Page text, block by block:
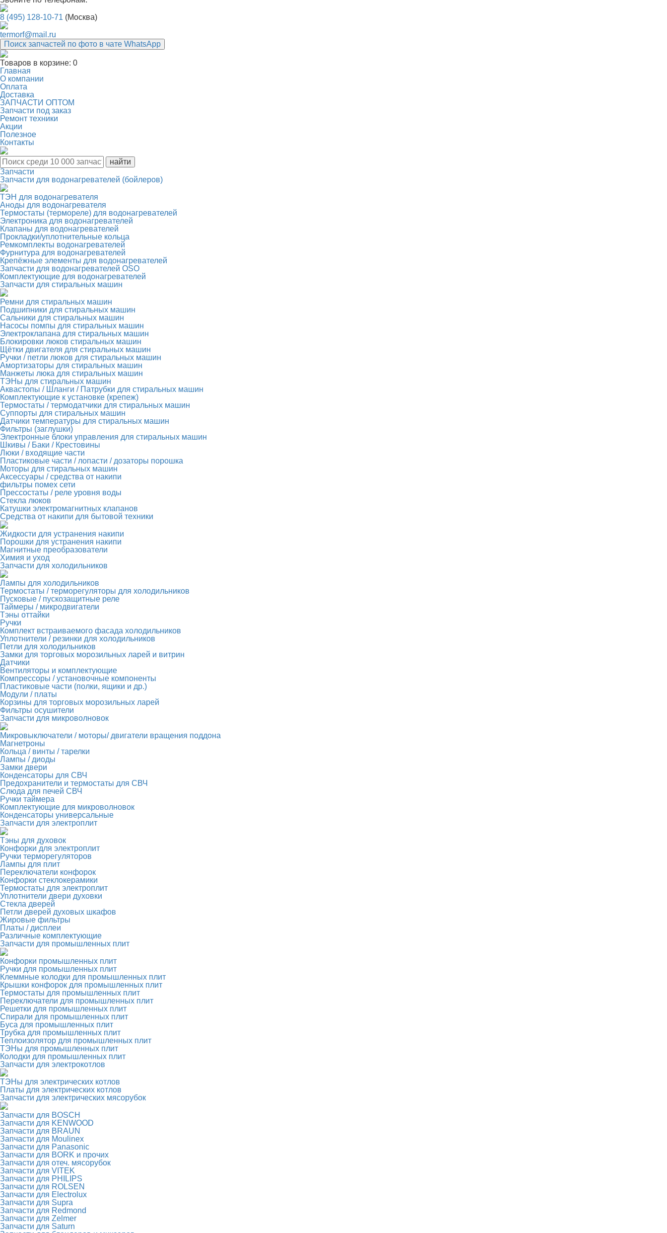
8 (495) 128-10-71 (Москва)
termorf@mail.ru
Поиск запчастей по фото в чате WhatsApp
Товаров в корзине: 0
Главная
О компании
Оплата
Доставка
ЗАПЧАСТИ ОПТОМ
Запчасти под заказ
Ремонт техники
Акции
Полезное
Контакты
Запчасти
Запчасти для водонагревателей (бойлеров)
ТЭН для водонагревателя
Аноды для водонагревателя
Термостаты (термореле) для водонагревателей
Электроника для водонагревателей
Клапаны для водонагревателей
Прокладки/уплотнительные кольца
Ремкомплекты водонагревателей
Фурнитура для водонагревателей
Крепёжные элементы для водонагревателей
Запчасти для водонагревателей OSO
Комплектующие для водонагревателей
Запчасти для стиральных машин
Ремни для стиральных машин
Подшипники для стиральных машин
Сальники для стиральных машин
Насосы помпы для стиральных машин
Электроклапана для стиральных машин
Блокировки люков стиральных машин
Щётки двигателя для стиральных машин
Ручки / петли люков для стиральных машин
Амортизаторы для стиральных машин
Манжеты люка для стиральных машин
ТЭНы для стиральных машин
Аквастопы / Шланги / Патрубки для стиральных машин
Комплектующие к установке (крепеж)
Термостаты / термодатчики для стиральных машин
Суппорты для стиральных машин
Датчики температуры для стиральных машин
Фильтры (заглушки)
Электронные блоки управления для стиральных машин
Шкивы / Баки / Крестовины
Люки / входящие части
Пластиковые части / лопасти / дозаторы порошка
Моторы для стиральных машин
Аксессуары / средства от накипи
фильтры помех сети
Прессостаты / реле уровня воды
Стекла люков
Катушки электромагнитных клапанов
Средства от накипи для бытовой техники
Жидкости для устранения накипи
Порошки для устранения накипи
Магнитные преобразователи
Химия и уход
Запчасти для холодильников
Лампы для холодильников
Термостаты / терморегуляторы для холодильников
Пусковые / пускозащитные реле
Таймеры / микродвигатели
Тэны оттайки
Ручки
Комплект встраиваемого фасада холодильников
Уплотнители / резинки для холодильников
Петли для холодильников
Замки для торговых морозильных ларей и витрин
Датчики
Вентиляторы и комплектующие
Компрессоры / установочные компоненты
Пластиковые части (полки, ящики и др.)
Модули / платы
Корзины для торговых морозильных ларей
Фильтры осушители
Запчасти для микроволновок
Микровыключатели / моторы/ двигатели вращения поддона
Магнетроны
Кольца / винты / тарелки
Лампы / диоды
Замки двери
Конденсаторы для СВЧ
Предохранители и термостаты для СВЧ
Слюда для печей СВЧ
Ручки таймера
Комплектующие для микроволновок
Конденсаторы универсальные
Запчасти для электроплит
Тэны для духовок
Конфорки для электроплит
Ручки терморегуляторов
Лампы для плит
Переключатели конфорок
Конфорки стеклокерамики
Термостаты для электроплит
Уплотнители двери духовки
Стекла дверей
Петли дверей духовых шкафов
Жировые фильтры
Платы / дисплеи
Различные комплектующие
Запчасти для промышленных плит
Конфорки промышленных плит
Ручки для промышленных плит
Клеммные колодки для промышленных плит
Крышки конфорок для промышленных плит
Термостаты для промышленных плит
Переключатели для промышленных плит
Решетки для промышленных плит
Спирали для промышленных плит
Буса для промышленных плит
Трубка для промышленных плит
Теплоизолятор для промышленных плит
ТЭНы для промышленных плит
Колодки для промышленных плит
Запчасти для электрокотлов
ТЭНы для электрических котлов
Платы для электрических котлов
Запчасти для электрических мясорубок
Запчасти для BOSCH
Запчасти для KENWOOD
Запчасти для BRAUN
Запчасти для Moulinex
Запчасти для Panasonic
Запчасти для BORK и прочих
Запчасти для отеч. мясорубок
Запчасти для VITEK
Запчасти для PHILIPS
Запчасти для ROLSEN
Запчасти для Electrolux
Запчасти для Supra
Запчасти для Redmond
Запчасти для Zelmer
Запчасти для Saturn